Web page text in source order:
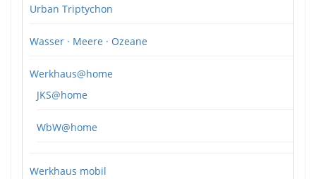
Urban Triptychon
Wasser · Meere · Ozeane
Werkhaus@home
JKS@home
WbW@home
Werkhaus mobil